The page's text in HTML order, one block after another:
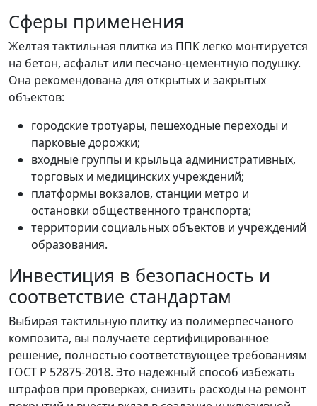
Сферы применения
Желтая тактильная плитка из ППК легко монтируется
на бетон, асфальт или песчано-цементную подушку.
Она рекомендована для открытых и закрытых
объектов:
городские тротуары, пешеходные переходы и
парковые дорожки;
входные группы и крыльца административных,
торговых и медицинских учреждений;
платформы вокзалов, станции метро и
остановки общественного транспорта;
территории социальных объектов и учреждений
образования.
Инвестиция в безопасность и
соответствие стандартам
Выбирая тактильную плитку из полимерпесчаного
композита, вы получаете сертифицированное
решение, полностью соответствующее требованиям
ГОСТ Р 52875-2018. Это надежный способ избежать
штрафов при проверках, снизить расходы на ремонт